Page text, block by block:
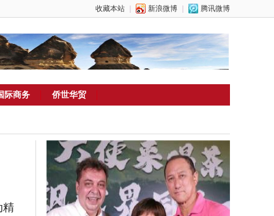
收藏本站 新浪微博 腾讯微博
际商务 侨世华贸
精